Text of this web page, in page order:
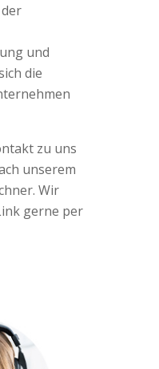
und
die
zu uns
unserem
Wir
gerne per